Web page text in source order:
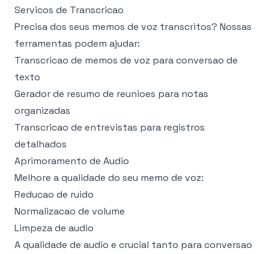
Servicos de Transcricao
Precisa dos seus memos de voz transcritos? Nossas
ferramentas podem ajudar:
Transcricao de memos de voz para conversao de
texto
Gerador de resumo de reunioes para notas
organizadas
Transcricao de entrevistas para registros
detalhados
Aprimoramento de Audio
Melhore a qualidade do seu memo de voz:
Reducao de ruido
Normalizacao de volume
Limpeza de audio
A qualidade de audio e crucial tanto para conversao